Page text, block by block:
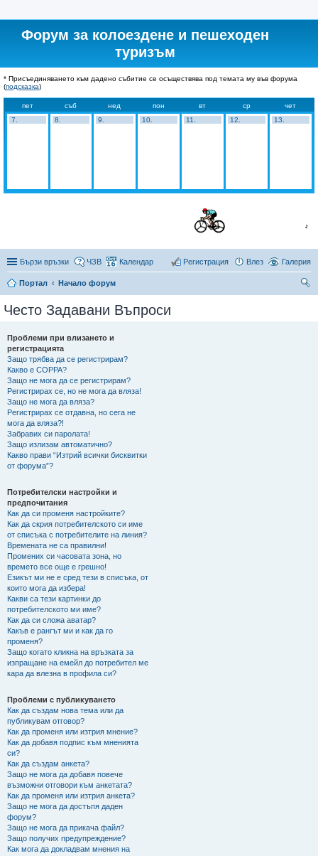
Форум за колоездене и пешеходен
туризъм
* Присъединяването към дадено събитие се осъществява под темата му във форума
(подсказка)
пет съб нед пон вт ср
чет
7.
8. 9. 10. 11. 12. 13.
Бързи връзки Галерия
ЧЗВ Календар Влез
Регистрация
Портал
Начало форум
Често Задавани Въпроси
Проблеми при влизането и
регистрацията
Защо трябва да се регистрирам?
Какво е COPPA?
Защо не мога да се регистрирам?
Регистрирах се, но не мога да вляза!
Защо не мога да вляза?
Регистрирах се отдавна, но сега не
мога да вляза?!
Забравих си паролата!
Защо излизам автоматично?
Какво прави “Изтрий всички бисквитки
от форума”?
Потребителски настройки и
предпочитания
Как да си променя настройките?
Как да скрия потребителското си име
от списъка с потребителите на линия?
Времената не са правилни!
Промених си часовата зона, но
времето все още е грешно!
Езикът ми не е сред тези в списъка, от
които мога да избера!
Какви са тези картинки до
потребителското ми име?
Как да си сложа аватар?
Какъв е рангът ми и как да го
променя?
Защо когато кликна на връзката за
изпращане на емейл до потребител ме
кара да влезна в профила си?
Проблеми с публикуването
Как да създам нова тема или да
публикувам отговор?
Как да променя или изтрия мнение?
Как да добавя подпис към мненията
си?
Как да създам анкета?
Защо не мога да добавя повече
възможни отговори към анкетата?
Как да променя или изтрия анкета?
Защо не мога да достъпя даден
форум?
Защо не мога да прикача файл?
Защо получих предупреждение?
Как мога да докладвам мнения на